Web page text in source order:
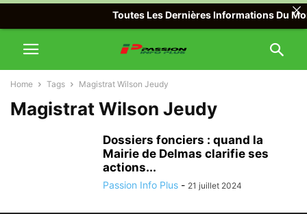
Home Tags Magistrat Wilson Jeudy
Magistrat Wilson Jeudy
Dossiers fonciers : quand la
Mairie de Delmas clarifie ses
actions...
Passion Info Plus - 21 juillet 2024
Toutes Les Dernières Informations Du